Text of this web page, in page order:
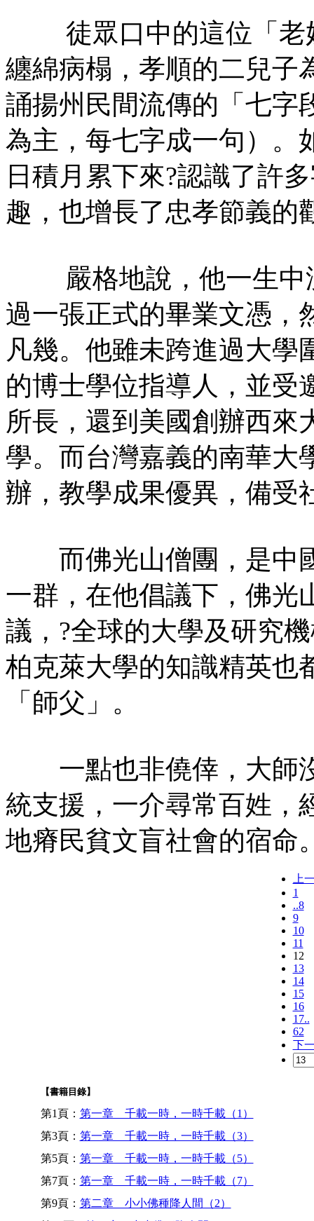
徒眾口中的這位「老
纏綿病榻，孝順的二兒子
誦揚州民間流傳的「七字
為主，每七字成一句）。
日積月累下來?認識了許
趣，也增長了忠孝節義的
嚴格地說，他一生中
過一張正式的畢業文憑，
凡幾。他雖未跨進過大學
的博士學位指導人，並受
所長，還到美國創辦西來
學。而台灣嘉義的南華大
辦，教學成果優異，備受
而佛光山僧團，是中
一群，在他倡議下，佛光
議，?全球的大學及研究
柏克萊大學的知識精英也
「師父」。
一點也非僥倖，大師
統支援，一介尋常百姓，
地瘠民貧文盲社會的宿命
上
1
..8
9
10
11
12
13
14
15
16
17..
62
下
【書籍目錄】
第1頁： 第一章 千載一時，一時千載（1）
第3頁： 第一章 千載一時，一時千載（3）
第5頁： 第一章 千載一時，一時千載（5）
第7頁： 第一章 千載一時，一時千載（7）
第9頁： 第二章 小小佛種降人間（2）